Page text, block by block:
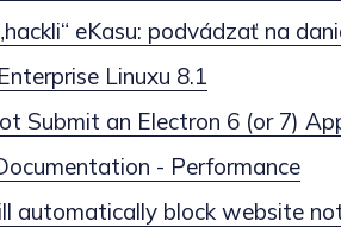
eKasu: podvádzať na
Linuxu 8.1
Submit an Electron 6 (or 7)
- Performance
automatically block website